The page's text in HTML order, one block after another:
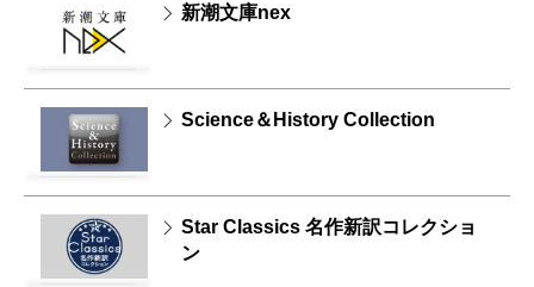
新潮文庫nex
Science＆History Collection
Star Classics 名作新訳コレクショ
ン